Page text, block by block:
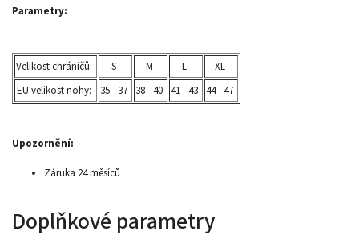
Parametry:
Velikost chráničů: S M L
XL
EU velikost nohy:
35 - 37 38 - 40 41 - 43 44 - 47
Upozornění:
Záruka 24 měsíců
Doplňkové parametry